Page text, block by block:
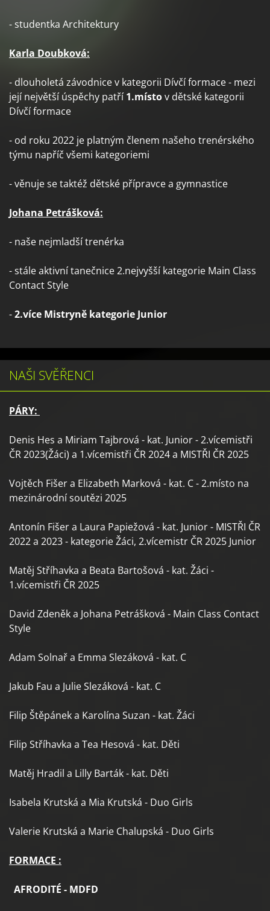
- studentka Architektury
Karla Doubková:
- dlouholetá závodnice v kategorii Dívčí formace - mezi
její největší úspěchy patří1.místov dětské kategorii
Dívčí formace
- od roku 2022 je platným členem našeho trenérského
týmu napříč všemi kategoriemi
- věnuje se taktéž dětské přípravce a gymnastice
Johana Petrášková:
- naše nejmladší trenérka
- stále aktivní tanečnice 2.nejvyšší kategorie Main Class
Contact Style
-2.více Mistryně kategorie Junior
NAŠI SVĚŘENCI
PÁRY:
Denis Hes a Miriam Tajbrová - kat. Junior - 2.vícemistři
ČR 2023(Žáci) a 1.vícemistři ČR 2024 a MISTŘI ČR 2025
Vojtěch Fišer a Elizabeth Marková - kat. C - 2.místo na
mezinárodní soutězi 2025
Antonín Fišer a Laura Papiežová - kat. Junior - MISTŘI ČR
2022 a 2023 - kategorie Žáci, 2.vícemistr ČR 2025 Junior
Matěj Stříhavka a Beata Bartošová - kat. Žáci -
1.vícemistři ČR 2025
David Zdeněk a Johana Petrášková - Main Class Contact
Style
Adam Solnař a Emma Slezáková - kat. C
Jakub Fau a Julie Slezáková - kat. C
Filip Štěpánek a Karolína Suzan - kat. Žáci
Filip Stříhavka a Tea Hesová - kat. Děti
Matěj Hradil a Lilly Barták - kat. Děti
Isabela Krutská a Mia Krutská - Duo Girls
Valerie Krutská a Marie Chalupská - Duo Girls
FORMACE :
AFRODITÉ - MDFD